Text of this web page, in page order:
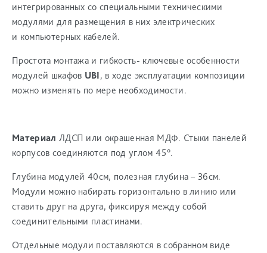
интегрированных со специальными техническими
модулями для размещения в них электрических
и компьютерных кабелей.
Простота монтажа и гибкость- ключевые особенности
модулей шкафов UBI, в ходе эксплуатации композиции
можно изменять по мере необходимости.
Материал ЛДСП или окрашенная МДФ. Стыки панелей
корпусов соединяются под углом 45°.
Глубина модулей 40см, полезная глубина – 36см.
Модули можно набирать горизонтально в линию или
ставить друг на друга, фиксируя между собой
соединительными пластинами.
Отдельные модули поставляются в собранном виде